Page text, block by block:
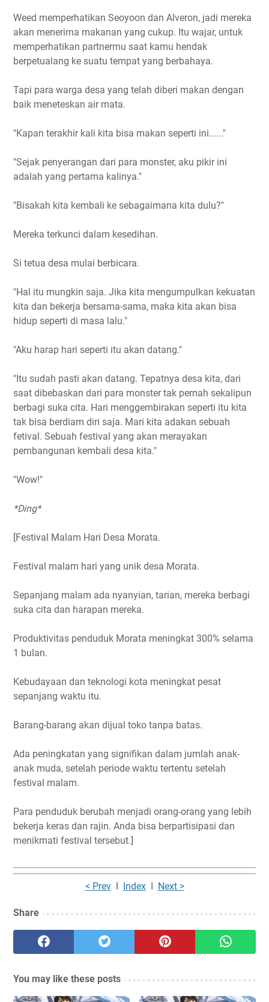
Weed memperhatikan Seoyoon dan Alveron, jadi mereka
akan menerima makanan yang cukup. Itu wajar, untuk
memperhatikan partnermu saat kamu hendak
berpetualang ke suatu tempat yang berbahaya.
Tapi para warga desa yang telah diberi makan dengan
baik meneteskan air mata.
"Kapan terakhir kali kita bisa makan seperti ini......"
"Sejak penyerangan dari para monster, aku pikir ini
adalah yang pertama kalinya."
"Bisakah kita kembali ke sebagaimana kita dulu?"
Mereka terkunci dalam kesedihan.
Si tetua desa mulai berbicara.
"Hal itu mungkin saja. Jika kita mengumpulkan kekuatan
kita dan bekerja bersama-sama, maka kita akan bisa
hidup seperti di masa lalu."
"Aku harap hari seperti itu akan datang."
"Itu sudah pasti akan datang. Tepatnya desa kita, dari
saat dibebaskan dari para monster tak pernah sekalipun
berbagi suka cita. Hari menggembirakan seperti itu kita
tak bisa berdiam diri saja. Mari kita adakan sebuah
fetival. Sebuah festival yang akan merayakan
pembangunan kembali desa kita."
"Wow!"
*Ding*
[Festival Malam Hari Desa Morata.
Festival malam hari yang unik desa Morata.
Sepanjang malam ada nyanyian, tarian, mereka berbagi
suka cita dan harapan mereka.
Produktivitas penduduk Morata meningkat 300% selama
1 bulan.
Kebudayaan dan teknologi kota meningkat pesat
sepanjang waktu itu.
Barang-barang akan dijual toko tanpa batas.
Ada peningkatan yang signifikan dalam jumlah anak-
anak muda, setelah periode waktu tertentu setelah
festival malam.
Para penduduk berubah menjadi orang-orang yang lebih
bekerja keras dan rajin. Anda bisa berpartisipasi dan
menikmati festival tersebut.]
< PrevI IndexI Next >
Share
You may like these posts